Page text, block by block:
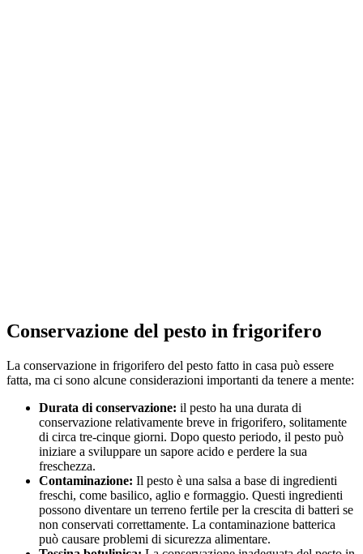
Conservazione del pesto in frigorifero
La conservazione in frigorifero del pesto fatto in casa può essere
fatta, ma ci sono alcune considerazioni importanti da tenere a mente:
Durata di conservazione: il pesto ha una durata di
conservazione relativamente breve in frigorifero, solitamente
di circa tre-cinque giorni. Dopo questo periodo, il pesto può
iniziare a sviluppare un sapore acido e perdere la sua
freschezza.
Contaminazione: Il pesto è una salsa a base di ingredienti
freschi, come basilico, aglio e formaggio. Questi ingredienti
possono diventare un terreno fertile per la crescita di batteri se
non conservati correttamente. La contaminazione batterica
può causare problemi di sicurezza alimentare.